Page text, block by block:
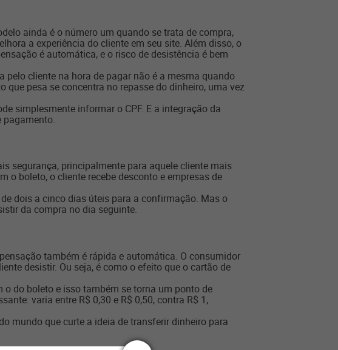
ainda é o número um quando se trata de compra,
a experiência do cliente em seu site. Além disso, o
é automática, e o risco de desistência é bem
cliente na hora de pagar não é a mesma quando
que pesa se concentra no repasse do dinheiro, uma vez
simplesmente informar o CPF. E a integração da
segurança, principalmente para aquele cliente mais
o boleto, o cliente recebe desconto e empresas de
dois a cinco dias úteis para a confirmação. Mas o
da compra no dia seguinte.
também é rápida e automática. O consumidor
desistir. Ou seja, é como o efeito que o cartão de
do boleto e isso também se torna um ponto de
varia entre R$ 0,30 e R$ 0,50, contra R$ 1,
mundo que curte a ideia de transferir dinheiro para